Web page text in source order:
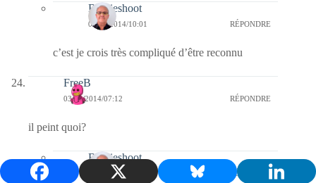
Bernieshoot
04/10/2014/10:01 RÉPONDRE
c’est je crois très compliqué d’être reconnu
FreeB
03/10/2014/07:12 RÉPONDRE
il peint quoi?
Bernieshoot
04/10/2014/09:58 RÉPONDRE